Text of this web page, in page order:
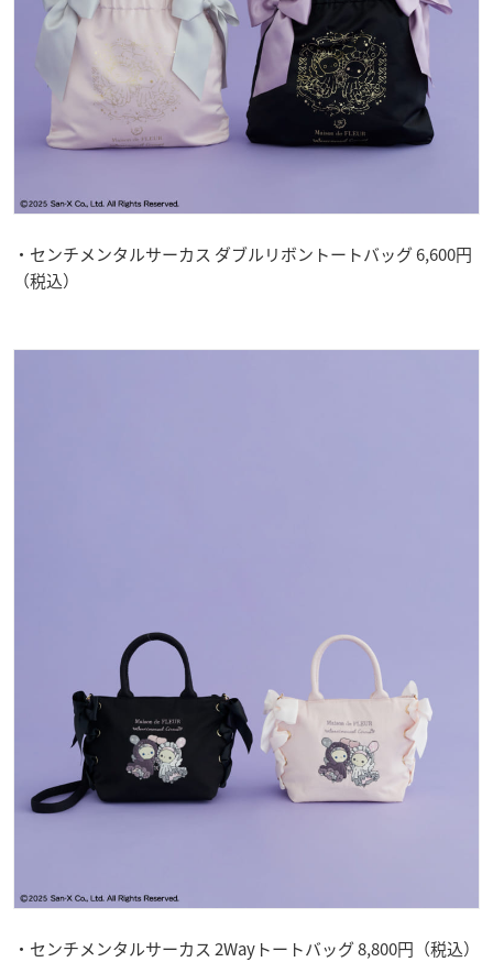
・センチメンタルサーカス ダブルリボントートバッグ 6,600円
（税込）
・センチメンタルサーカス 2Wayトートバッグ 8,800円（税込）